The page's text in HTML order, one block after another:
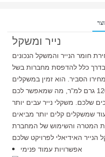
נייר ומשקל
חומר הנייר והמשקל הנכונים
כלל להדפסת מחברות בשל
הסביר. הוא זמין במשקלים
שונים, החל מ-80 גרם למ"ר ועד 120 גרם למ"ר, מה שמאפשר לכם
שלכם. משקלי נייר עבים יותר
שמשקלים קלים יותר מביאים
המטרה והשימוש של המחברת
אפשרויות עמוד פנימי